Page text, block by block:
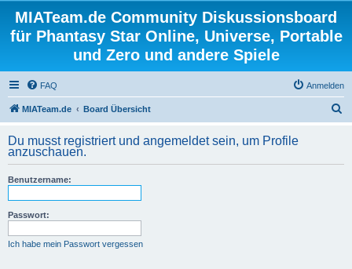
MIATeam.de Community Diskussionsboard
für Phantasy Star Online, Universe, Portable
und Zero und andere Spiele
FAQ Anmelden
MIATeam.de Board Übersicht
h
Du musst registriert und angemeldet sein, um Profile
anzuschauen.
Benutzername:
Passwort:
Ich habe mein Passwort vergessen